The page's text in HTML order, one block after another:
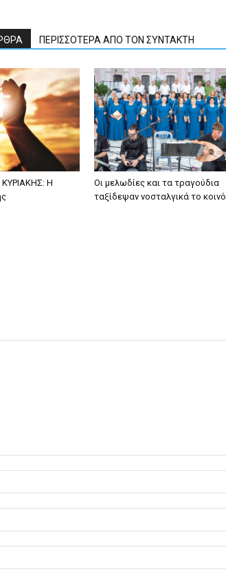
ΠΕΡΙΣΣΟΤΕΡΑ ΑΠΟ ΤΟΝ ΣΥΝΤΑΚΤΗ
Η
Οι μελωδίες και τα τραγούδια
ταξίδεψαν νοσταλγικά το κοινό